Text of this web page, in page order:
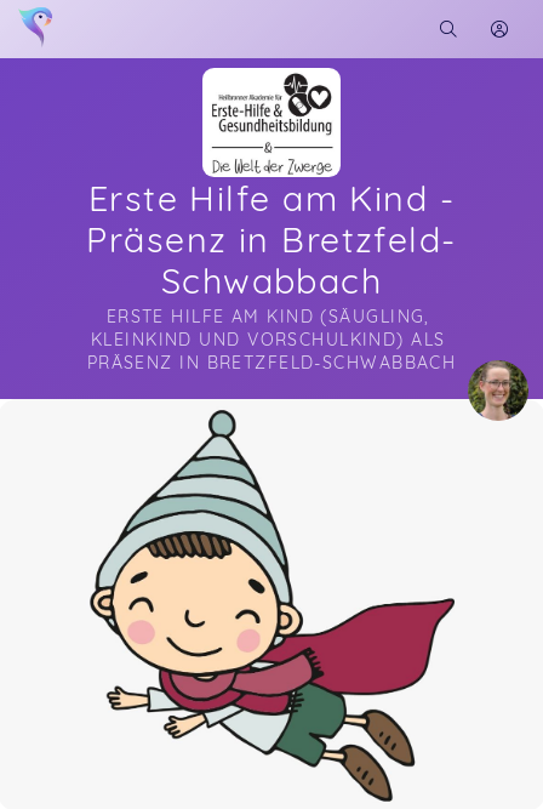
Erste Hilfe am Kind -
Präsenz in Bretzfeld-
Schwabbach
ERSTE HILFE AM KIND (SÄUGLING,
KLEINKIND UND VORSCHULKIND) ALS
PRÄSENZ IN BRETZFELD-SCHWABBACH
Soon you will learn more about me here...